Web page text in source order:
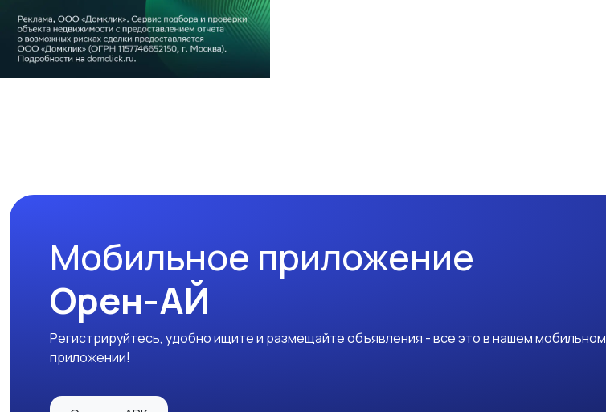
Мобильное приложение
Орен-АЙ
Регистрируйтесь, удобно ищите и размещайте объявления - все это в нашем мобильном
приложении!